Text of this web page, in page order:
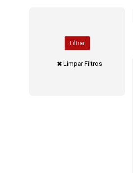
Filtrar
Limpar Filtros